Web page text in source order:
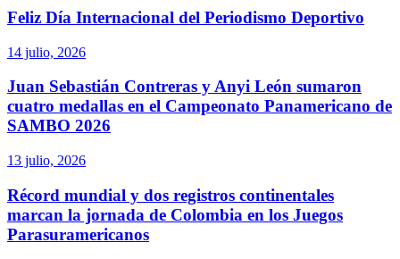
Feliz Día Internacional del Periodismo Deportivo
14 julio, 2026
Juan Sebastián Contreras y Anyi León sumaron
cuatro medallas en el Campeonato Panamericano de
SAMBO 2026
13 julio, 2026
Récord mundial y dos registros continentales
marcan la jornada de Colombia en los Juegos
Parasuramericanos